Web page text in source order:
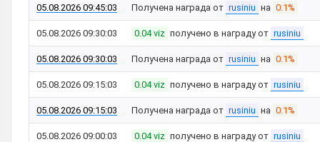
05.08.2026 09:45:03 Получена награда от rusiniu на 0.1%
05.08.2026 09:30:03 0.04 viz получено в награду от rusiniu
05.08.2026 09:30:03 Получена награда от rusiniu на 0.1%
05.08.2026 09:15:03 0.04 viz получено в награду от rusiniu
05.08.2026 09:15:03 Получена награда от rusiniu на 0.1%
05.08.2026 09:00:03 0.04 viz получено в награду от rusiniu